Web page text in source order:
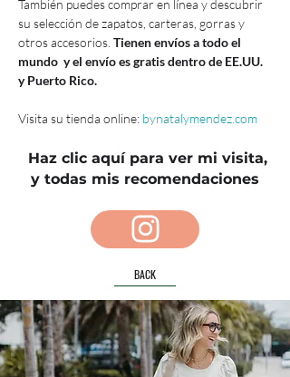
También puedes comprar en línea y descubrir
su selección de zapatos, carteras, gorras y
otros accesorios. Tienen envíos a todo el
mundo  y el envío es gratis dentro de EE.UU.
y Puerto Rico.
Visita su tienda online: bynatalymendez.com
Haz clic aquí para ver mi visita,
y todas mis recomendaciones
BACK